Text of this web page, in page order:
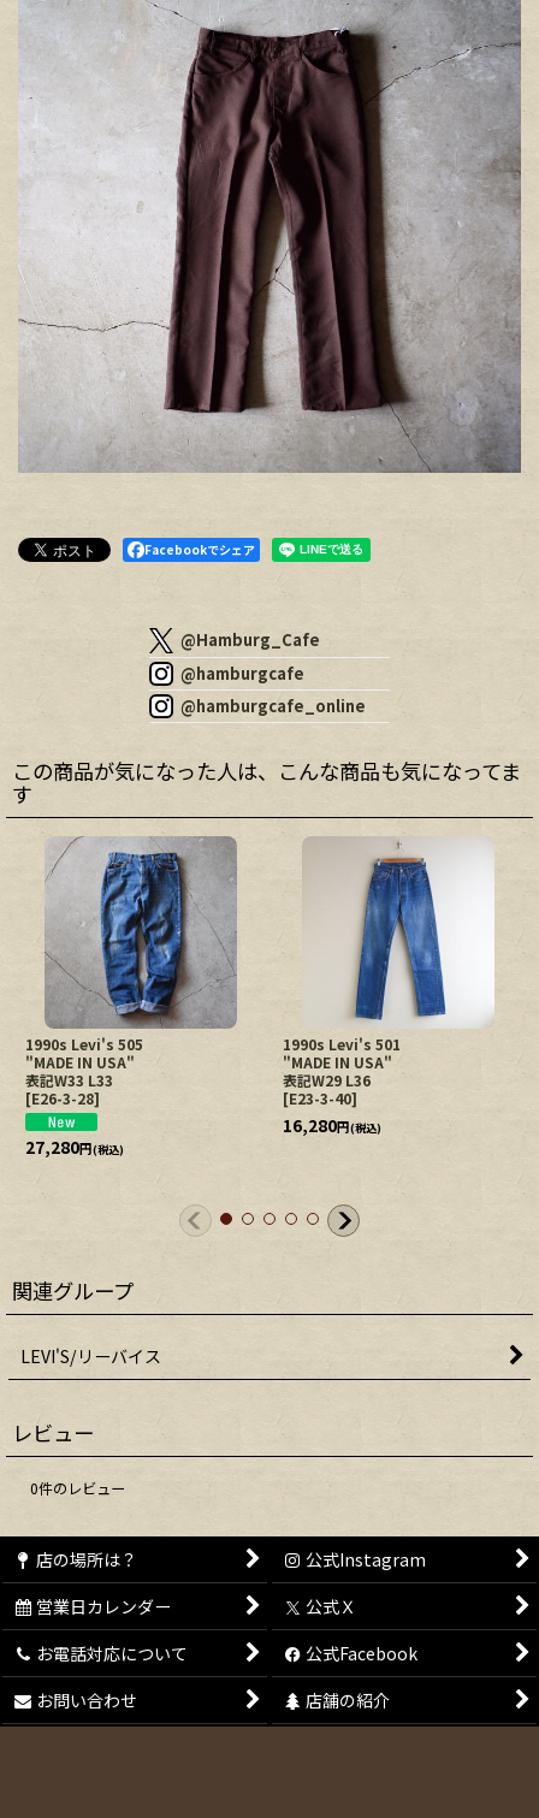
Facebookでシェア
@Hamburg_Cafe
@hamburgcafe
@hamburgcafe_online
この商品が気になった人は、こんな商品も気になってま
す
1990s Levi's 505
"MADE IN USA"
表記W33 L33
[E26-3-28]
27,280円(税込)
1990s Levi's 501
"MADE IN USA"
表記W29 L36
[E23-3-40]
16,280円(税込)
関連グループ
LEVI'S/リーバイス
レビュー
0件のレビュー
店の場所は？
公式Instagram
営業日カレンダー
公式Ｘ
お電話対応について
公式Facebook
お問い合わせ
店舗の紹介